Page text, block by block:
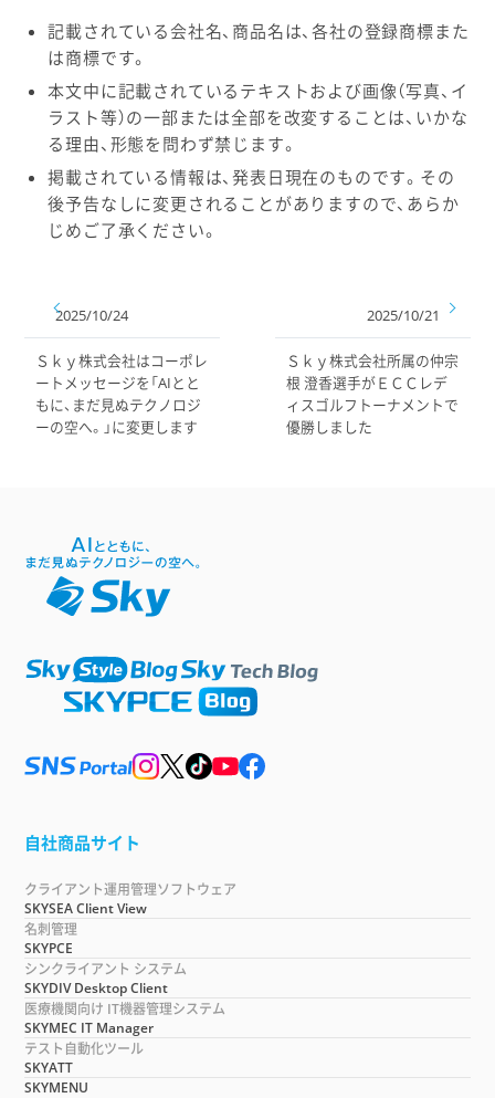
記載されている会社名、商品名は、各社の登録商標また
は商標です。
本文中に記載されているテキストおよび画像（写真、イ
ラスト等）の一部または全部を改変することは、いかな
る理由、形態を問わず禁じます。
掲載されている情報は、発表日現在のものです。その
後予告なしに変更されることがありますので、あらか
じめご了承ください。
2025/10/24
Ｓｋｙ株式会社はコーポレ
ートメッセージを「AIとと
もに、まだ見ぬテクノロジ
ーの空へ。」に変更します
2025/10/21
Ｓｋｙ株式会社所属の仲宗
根 澄香選手がＥＣＣレデ
ィスゴルフトーナメントで
優勝しました
自社商品サイト
クライアント運用管理ソフトウェア
SKYSEA Client View
名刺管理
SKYPCE
シンクライアント システム
SKYDIV Desktop Client
医療機関向け IT機器管理システム
SKYMEC IT Manager
テスト自動化ツール
SKYATT
SKYMENU